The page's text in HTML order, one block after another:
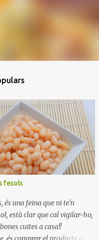
fesols
és una feina que ni te'n
està clar que cal vigilar-ho,
cuites a casa!!